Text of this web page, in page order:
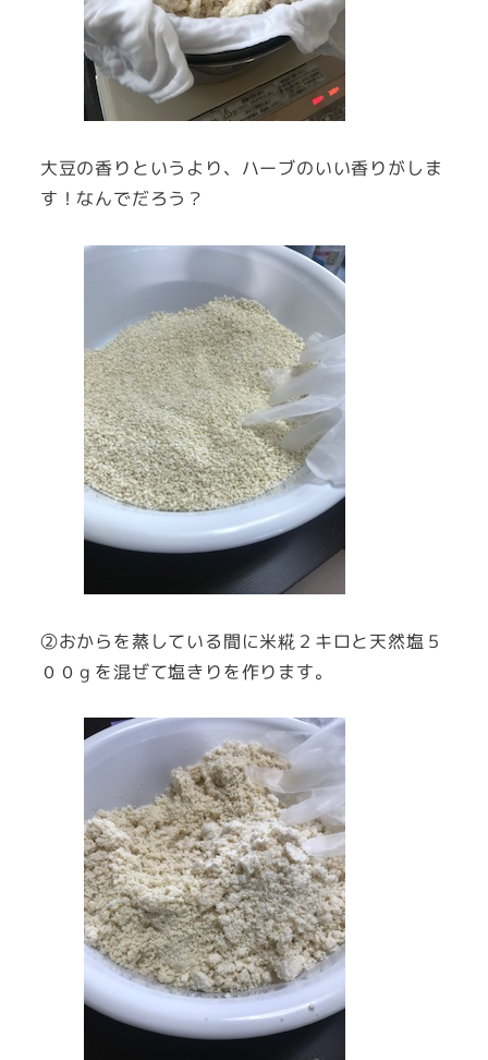
大豆の香りというより、ハーブのいい香りがしま
す！なんでだろう？
②おからを蒸している間に米糀２キロと天然塩５
００ｇを混ぜて塩きりを作ります。